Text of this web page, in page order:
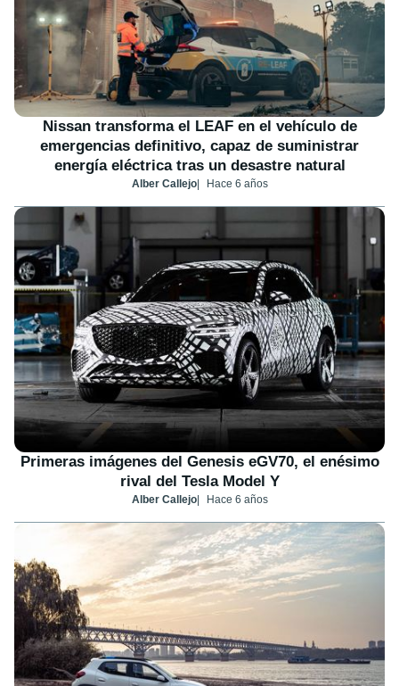
Nissan transforma el LEAF en el vehículo de
emergencias definitivo, capaz de suministrar
energía eléctrica tras un desastre natural
Alber Callejo Hace 6 años
Primeras imágenes del Genesis eGV70, el enésimo
rival del Tesla Model Y
Alber Callejo Hace 6 años